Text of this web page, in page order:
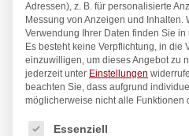
Adressen), z. B. für personalisierte
Messung von Anzeigen und Inhalten.
Verwendung Ihrer Daten finden Sie in
Es besteht keine Verpflichtung, in die
einzuwilligen, um dieses Angebot zu
jederzeit unter Einstellungen
beachten Sie, dass aufgrund
möglicherweise nicht alle Funktionen
Es folgt eine Liste der Service-
Essenziell